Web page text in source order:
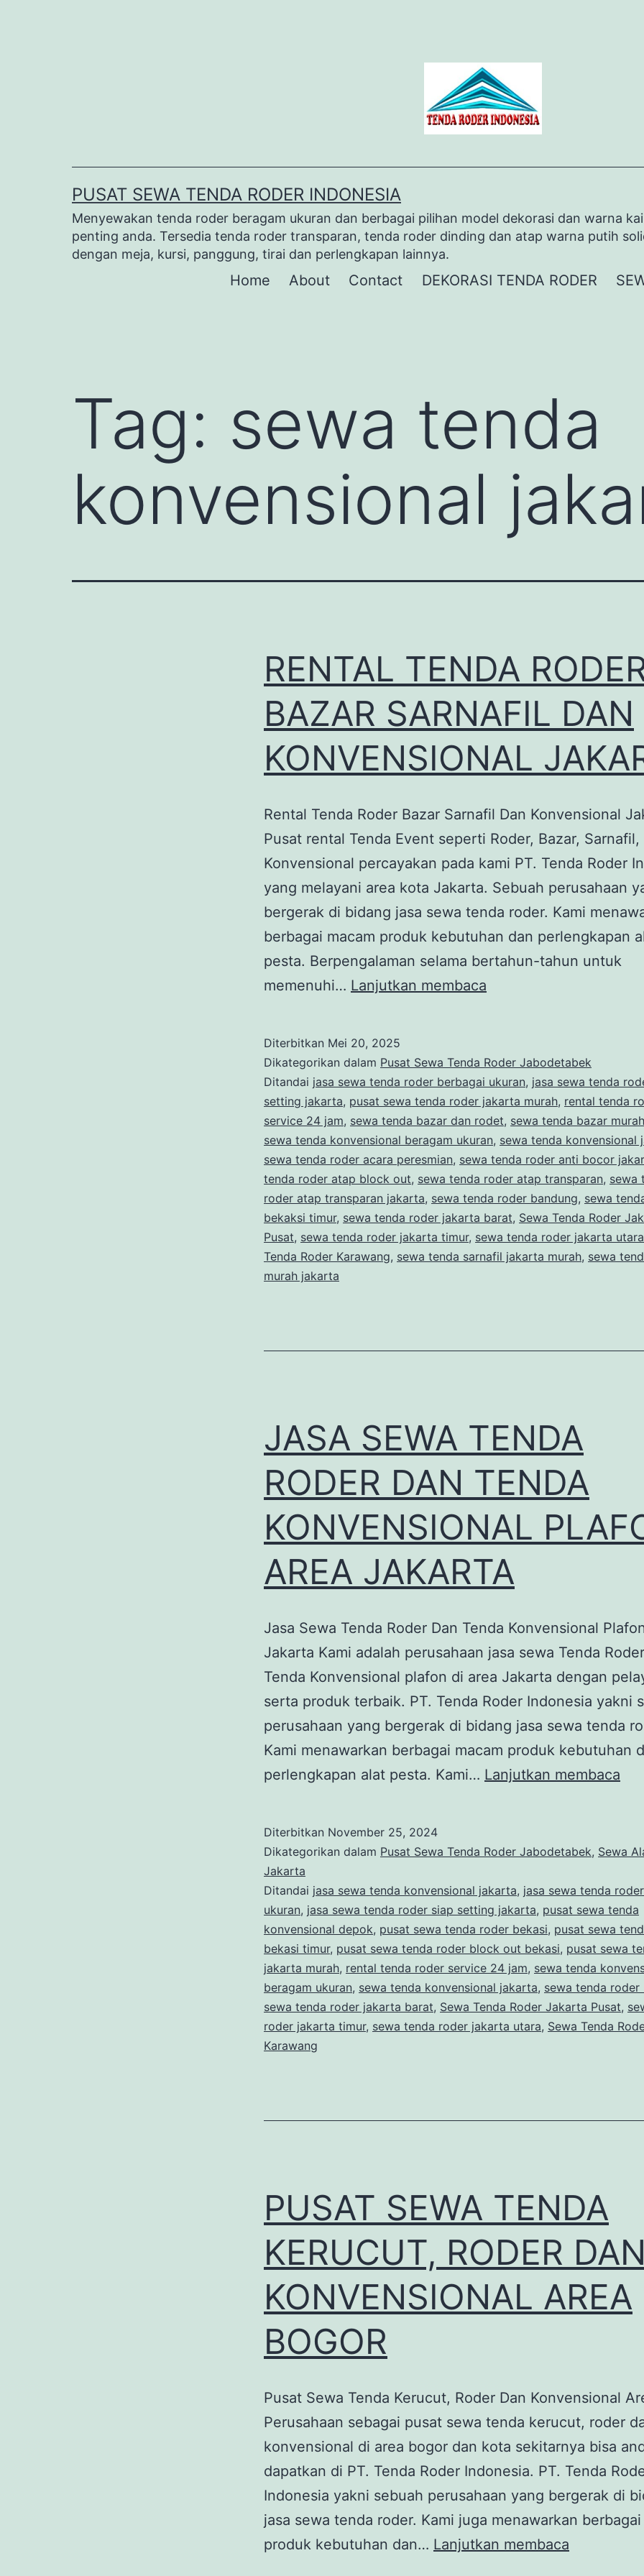
PUSAT SEWA TENDA RODER INDONESIA
Menyewakan tenda roder beragam ukuran dan berbagai pilihan model dekorasi dan warna
penting anda. Tersedia tenda roder transparan, tenda roder dinding dan atap warna putih
dengan meja, kursi, panggung, tirai dan perlengkapan lainnya.
Home About Contact DEKORASI TENDA RODER
Tag: sewa tenda
konvensional
RENTAL TENDA
BAZAR SARNAFIL DAN
KONVENSIONAL
Rental Tenda Roder Bazar Sarnafil Dan Konvensional
Pusat rental Tenda Event seperti Roder, Bazar, Sarnafil,
Konvensional percayakan pada kami PT. Tenda Roder
yang melayani area kota Jakarta. Sebuah perusahaan
bergerak di bidang jasa sewa tenda roder. Kami
berbagai macam produk kebutuhan dan perlengkapan
pesta. Berpengalaman selama bertahun-tahun untuk
memenuhi… Lanjutkan membaca
BAZAR
SARNAFIL
DAN
KONVENSIONAL
JAKARTA
Diterbitkan Mei 20, 2025
Dikategorikan dalam Pusat Sewa Tenda Roder Jabodetabek
Ditandai jasa sewa tenda roder berbagai ukuran, jasa sewa tenda
setting jakarta, pusat sewa tenda roder jakarta murah, rental tenda
service 24 jam, sewa tenda bazar dan rodet, sewa tenda bazar
sewa tenda konvensional beragam ukuran, sewa tenda konvensional
sewa tenda roder acara peresmian, sewa tenda roder anti bocor
tenda roder atap block out, sewa tenda roder atap transparan, sewa
roder atap transparan jakarta, sewa tenda roder bandung, sewa
bekaksi timur, sewa tenda roder jakarta barat, Sewa Tenda Roder
Pusat, sewa tenda roder jakarta timur, sewa tenda roder jakarta utara
Tenda Roder Karawang, sewa tenda sarnafil jakarta murah, sewa
murah jakarta
JASA SEWA TENDA
RODER DAN TENDA
KONVENSIONAL
AREA JAKARTA
Jasa Sewa Tenda Roder Dan Tenda Konvensional
Jakarta Kami adalah perusahaan jasa sewa Tenda
Tenda Konvensional plafon di area Jakarta dengan
serta produk terbaik. PT. Tenda Roder Indonesia yakni
perusahaan yang bergerak di bidang jasa sewa tenda
Kami menawarkan berbagai macam produk kebutuhan
perlengkapan alat pesta. Kami… Lanjutkan membaca
Diterbitkan November 25, 2024
Dikategorikan dalam Pusat Sewa Tenda Roder Jabodetabek, Sewa
Jakarta
Ditandai jasa sewa tenda konvensional jakarta, jasa sewa tenda
ukuran, jasa sewa tenda roder siap setting jakarta, pusat sewa tenda
konvensional depok, pusat sewa tenda roder bekasi, pusat sewa
bekasi timur, pusat sewa tenda roder block out bekasi, pusat sewa
jakarta murah, rental tenda roder service 24 jam, sewa tenda
beragam ukuran, sewa tenda konvensional jakarta, sewa tenda roder
sewa tenda roder jakarta barat, Sewa Tenda Roder Jakarta Pusat,
roder jakarta timur, sewa tenda roder jakarta utara, Sewa Tenda
Karawang
PUSAT SEWA TENDA
KERUCUT, RODER
KONVENSIONAL AREA
BOGOR
Pusat Sewa Tenda Kerucut, Roder Dan Konvensional
Perusahaan sebagai pusat sewa tenda kerucut, roder
konvensional di area bogor dan kota sekitarnya bisa
dapatkan di PT. Tenda Roder Indonesia. PT. Tenda
Indonesia yakni sebuah perusahaan yang bergerak di
jasa sewa tenda roder. Kami juga menawarkan
produk kebutuhan dan… Lanjutkan membaca